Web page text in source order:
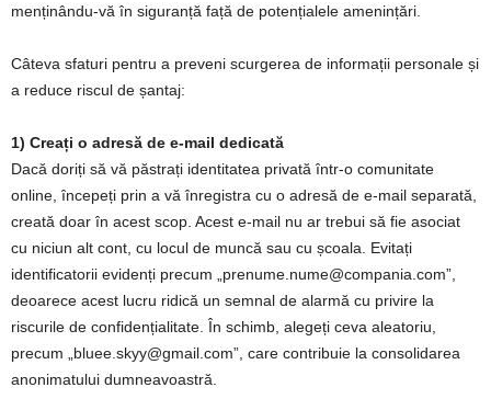
menținându-vă în siguranță față de potențialele amenințări.
Câteva sfaturi pentru a preveni scurgerea de informații personale și
a reduce riscul de șantaj:
1) Creați o adresă de e-mail dedicată
Dacă doriți să vă păstrați identitatea privată într-o comunitate
online, începeți prin a vă înregistra cu o adresă de e-mail separată,
creată doar în acest scop. Acest e-mail nu ar trebui să fie asociat
cu niciun alt cont, cu locul de muncă sau cu școala. Evitați
identificatorii evidenți precum „ prenume.nume@compania.com”,
deoarece acest lucru ridică un semnal de alarmă cu privire la
riscurile de confidențialitate. În schimb, alegeți ceva aleatoriu,
precum „ bluee.skyy@gmail.com”, care contribuie la consolidarea
anonimatului dumneavoastră.